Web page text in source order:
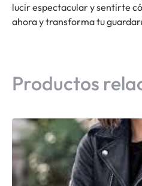
lucir espectacular y sentirte
ahora y transforma tu
Productos